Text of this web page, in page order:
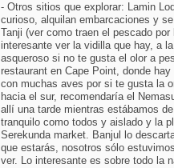
- Otros sitios que explorar: Lamin
curioso, alquilan embarcaciones y
Tanji (ver como traen el pescado por
interesante ver la vidilla que hay, a
asqueroso si no te gusta el olor a
restaurant en Cape Point, donde
con muchas aves por si te gusta la
hacia el sur, recomendaría el
allí una tarde mientras estábamos
tranquilo como todos y aislado y la
Serekunda market. Banjul lo
que estarás, nosotros sólo
ver. Lo interesante es sobre todo la